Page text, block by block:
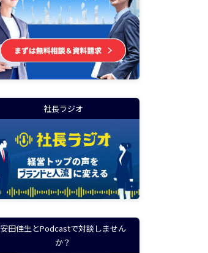
社長ラジオ
安田佳生とPodcastで対談しません
か？